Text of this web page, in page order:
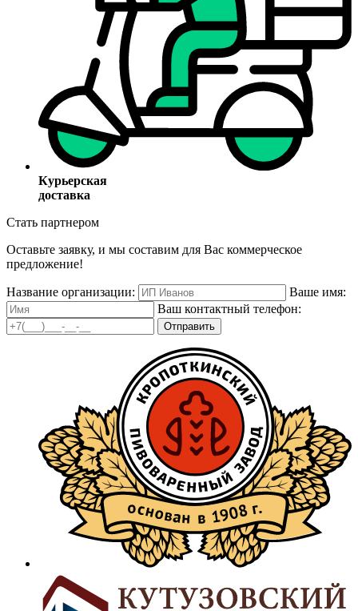
Курьерская
доставка
Стать партнером
Оставьте заявку, и мы составим для Вас коммерческое
предложение!
Название организации:
Ваше имя:
Ваш контактный телефон:
Отправить